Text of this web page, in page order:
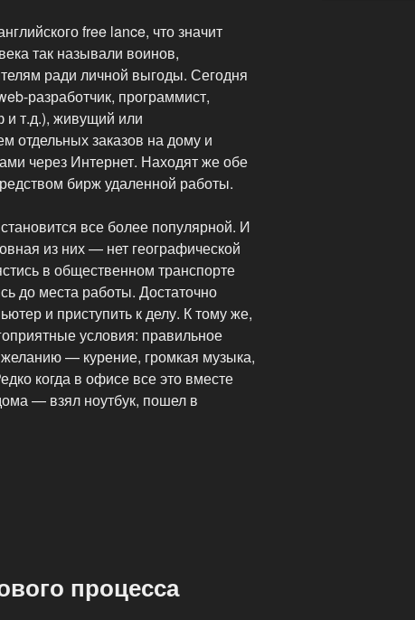
free lance, что значит
так называли воинов,
ради личной выгоды. Сегодня
разработчик, программист,
и т.д.), живущий или
заказов на дому и
через Интернет. Находят же обе
бирж удаленной работы.
все более популярной. И
из них — нет географической
в общественном транспорте
до места работы. Достаточно
и приступить к делу. К тому же,
условия: правильное
— курение, громкая музыка,
когда в офисе все это вместе
— взял ноутбук, пошел в
процесса